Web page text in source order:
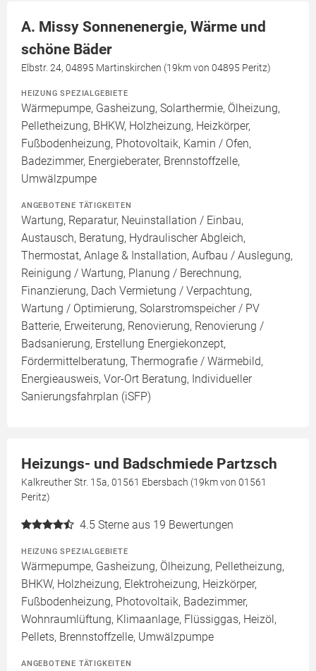
A. Missy Sonnenenergie, Wärme und
schöne Bäder
Elbstr. 24, 04895 Martinskirchen (19km von 04895 Peritz)
HEIZUNG SPEZIALGEBIETE
Wärmepumpe, Gasheizung, Solarthermie, Ölheizung,
Pelletheizung, BHKW, Holzheizung, Heizkörper,
Fußbodenheizung, Photovoltaik, Kamin / Ofen,
Badezimmer, Energieberater, Brennstoffzelle,
Umwälzpumpe
ANGEBOTENE TÄTIGKEITEN
Wartung, Reparatur, Neuinstallation / Einbau,
Austausch, Beratung, Hydraulischer Abgleich,
Thermostat, Anlage & Installation, Aufbau / Auslegung,
Reinigung / Wartung, Planung / Berechnung,
Finanzierung, Dach Vermietung / Verpachtung,
Wartung / Optimierung, Solarstromspeicher / PV
Batterie, Erweiterung, Renovierung, Renovierung /
Badsanierung, Erstellung Energiekonzept,
Fördermittelberatung, Thermografie / Wärmebild,
Energieausweis, Vor-Ort Beratung, Individueller
Sanierungsfahrplan (iSFP)
Heizungs- und Badschmiede Partzsch
Kalkreuther Str. 15a, 01561 Ebersbach (19km von 01561
Peritz)
4.5 Sterne aus 19 Bewertungen
HEIZUNG SPEZIALGEBIETE
Wärmepumpe, Gasheizung, Ölheizung, Pelletheizung,
BHKW, Holzheizung, Elektroheizung, Heizkörper,
Fußbodenheizung, Photovoltaik, Badezimmer,
Wohnraumlüftung, Klimaanlage, Flüssiggas, Heizöl,
Pellets, Brennstoffzelle, Umwälzpumpe
ANGEBOTENE TÄTIGKEITEN